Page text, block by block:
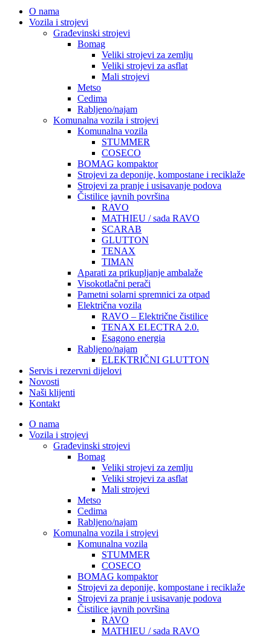
O nama
Vozila i strojevi
Građevinski strojevi
Bomag
Veliki strojevi za zemlju
Veliki strojevi za asflat
Mali strojevi
Metso
Cedima
Rabljeno/najam
Komunalna vozila i strojevi
Komunalna vozila
STUMMER
COSECO
BOMAG kompaktor
Strojevi za deponije, kompostane i reciklaže
Strojevi za pranje i usisavanje podova
Čistilice javnih površina
RAVO
MATHIEU / sada RAVO
SCARAB
GLUTTON
TENAX
TIMAN
Aparati za prikupljanje ambalaže
Visokotlačni perači
Pametni solarni spremnici za otpad
Električna vozila
RAVO – Električne čistilice
TENAX ELECTRA 2.0.
Esagono energia
Rabljeno/najam
ELEKTRIČNI GLUTTON
Servis i rezervni dijelovi
Novosti
Naši klijenti
Kontakt
O nama
Vozila i strojevi
Građevinski strojevi
Bomag
Veliki strojevi za zemlju
Veliki strojevi za asflat
Mali strojevi
Metso
Cedima
Rabljeno/najam
Komunalna vozila i strojevi
Komunalna vozila
STUMMER
COSECO
BOMAG kompaktor
Strojevi za deponije, kompostane i reciklaže
Strojevi za pranje i usisavanje podova
Čistilice javnih površina
RAVO
MATHIEU / sada RAVO